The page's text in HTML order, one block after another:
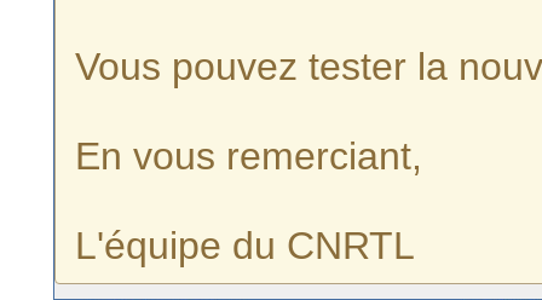
Vous pouvez tester la
En vous remerciant,
L'équipe du CNRTL